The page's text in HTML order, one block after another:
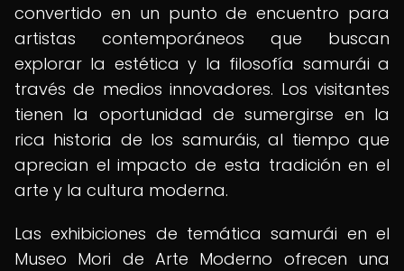
convertido en un punto de encuentro para
artistas contemporáneos que buscan
explorar la estética y la filosofía samurái a
través de medios innovadores. Los visitantes
tienen la oportunidad de sumergirse en la
rica historia de los samuráis, al tiempo que
aprecian el impacto de esta tradición en el
arte y la cultura moderna.
Las exhibiciones de temática samurái en el
Museo Mori de Arte Moderno ofrecen una